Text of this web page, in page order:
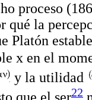
proceso
qué la
Platón
x en el
y la utilidad
22